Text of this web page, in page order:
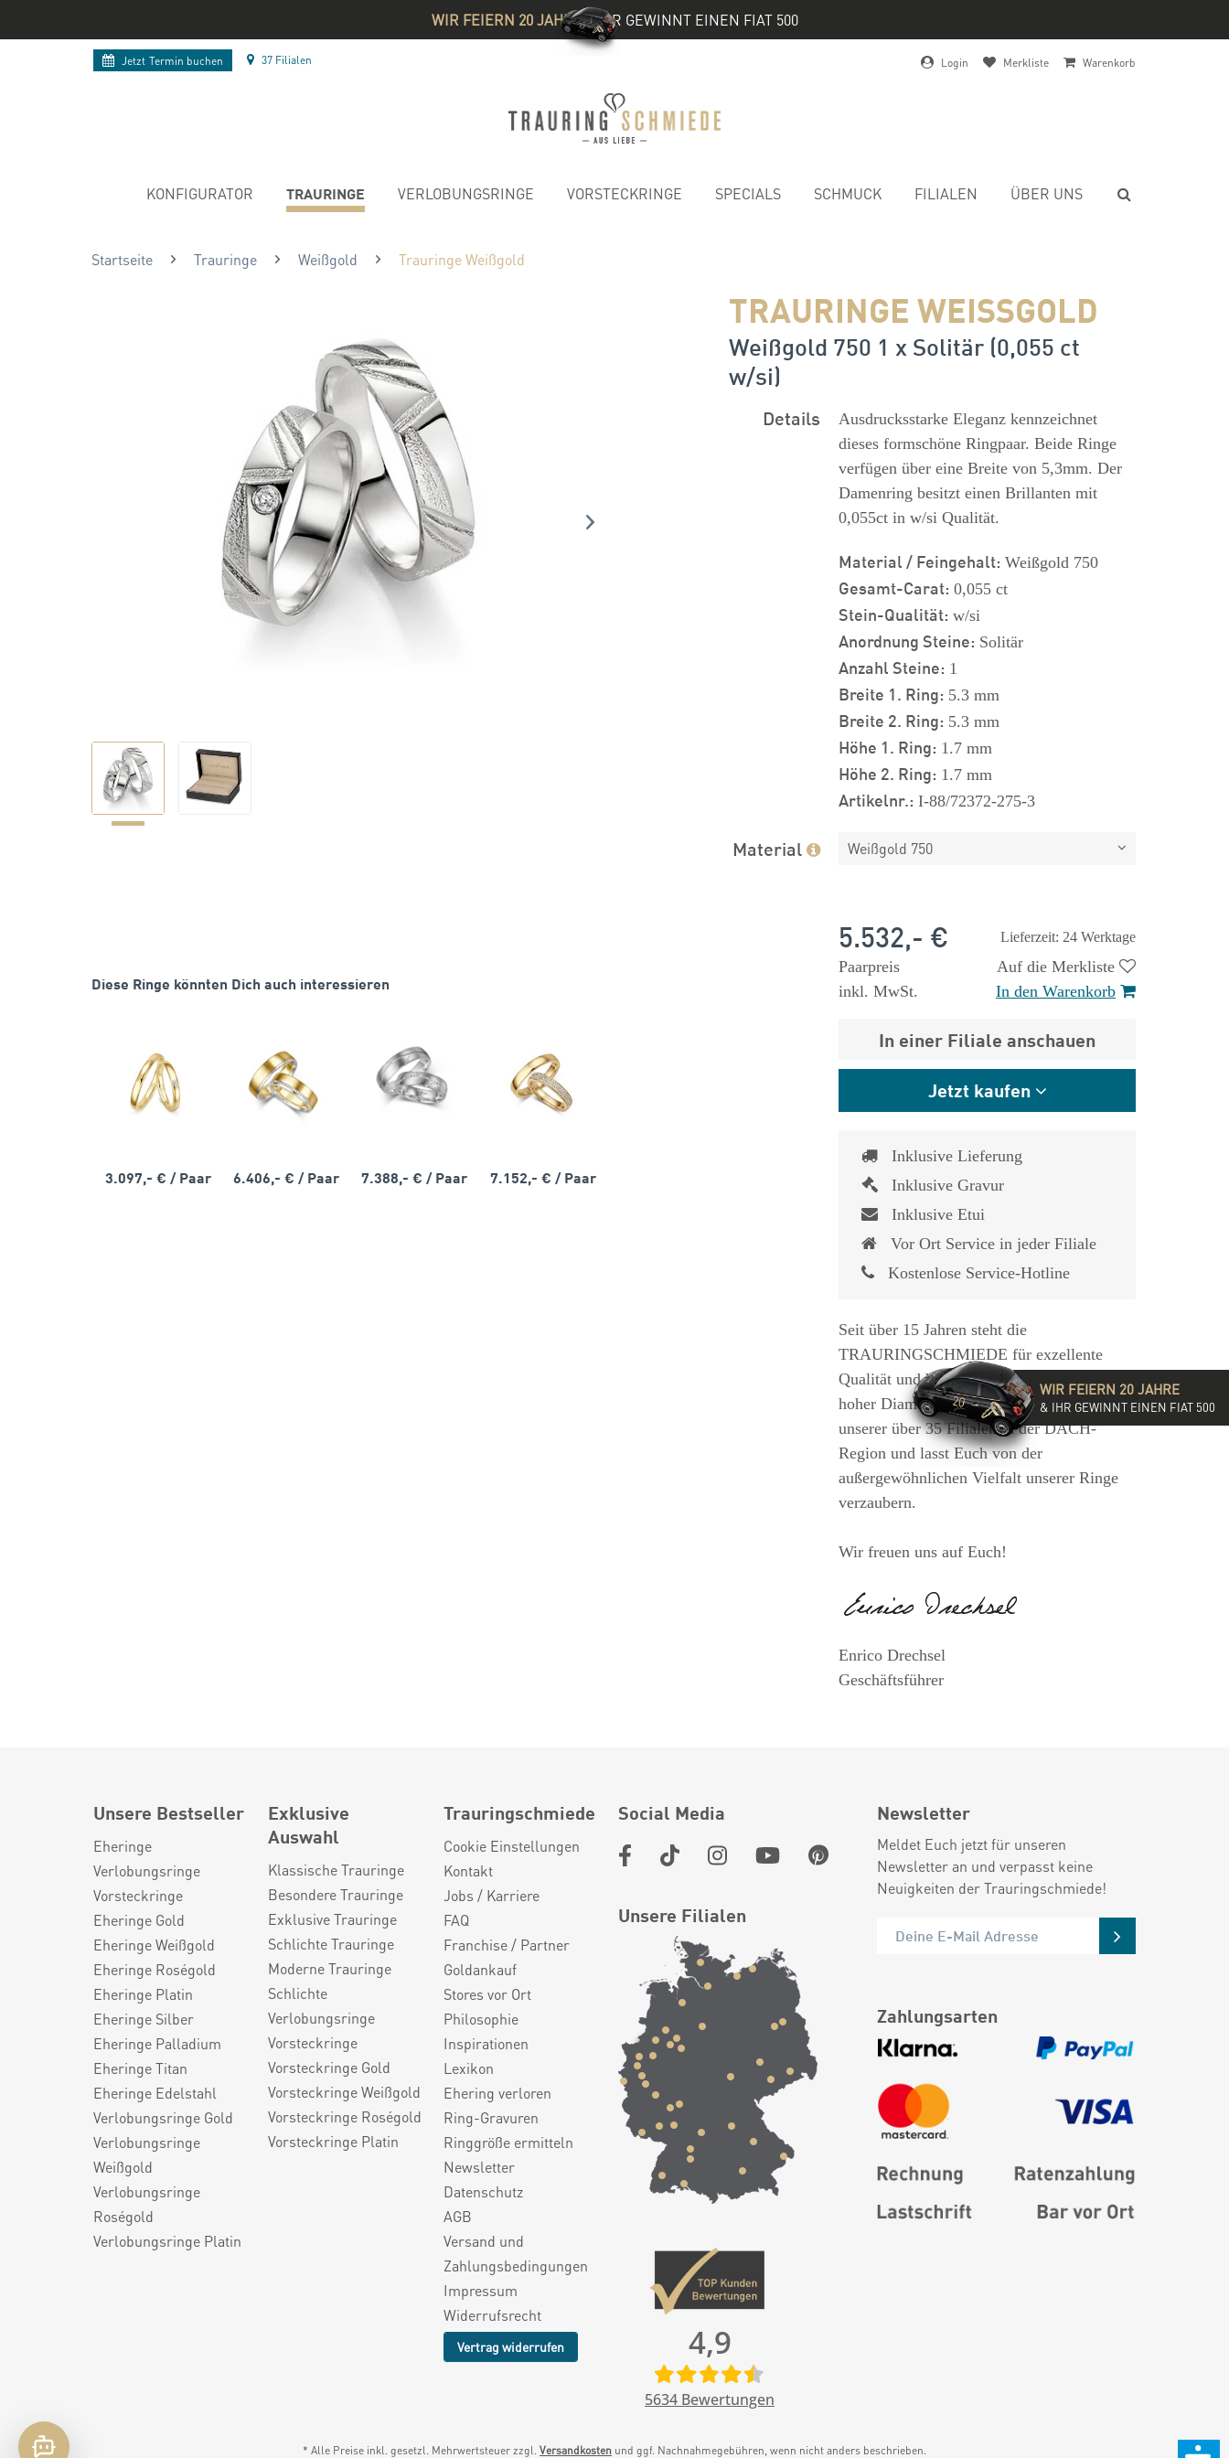
WIR FEIERN 20 JAHRE& IHR GEWINNT EINEN FIAT 500
Jetzt Termin buchen 37 Filialen Login Merkliste Warenkorb
KONFIGURATOR TRAURINGE VERLOBUNGSRINGE VORSTECKRINGE SPECIALS SCHMUCK FILIALEN ÜBER UNS
Startseite Trauringe Weißgold Trauringe Weißgold
TRAURINGE WEISSGOLD
Weißgold 750 1 x Solitär (0,055 ct
w/si)
Diese Ringe könnten Dich auch interessieren
3.097,- € / Paar 6.406,- €/ Paar 7.388,- €/ Paar 7.152,- € / Paar
Details
Ausdrucksstarke Eleganz kennzeichnet
dieses formschöne Ringpaar. Beide Ringe
verfügen über eine Breite von 5,3mm. Der
Damenring besitzt einen Brillanten mit
0,055ct in w/si Qualität.
Material / Feingehalt: Weißgold 750
Gesamt-Carat: 0,055 ct
Stein-Qualität: w/si
Anordnung Steine: Solitär
Anzahl Steine: 1
Breite 1. Ring: 5.3 mm
Breite 2. Ring: 5.3 mm
Höhe 1. Ring: 1.7 mm
Höhe 2. Ring: 1.7 mm
Artikelnr.: I-88/72372-275-3
Material Weißgold 750
Lieferzeit: 24 Werktage
5.532,- €
Paarpreis
inkl. MwSt.
Auf die Merkliste
In den Warenkorb
In einer Filiale anschauen
Jetzt kaufen
Inklusive Lieferung
Inklusive Gravur
Inklusive Etui
Vor Ort Service in jeder Filiale
Kostenlose Service-Hotline
Seit über 15 Jahren steht die
TRAURINGSCHMIEDE für exzellente
Qualität und hochwertige Beratung mit
hoher Diamantkompetenz. Besucht eine
unserer über 35 Filialen in der DACH-
Region und lasst Euch von der
außergewöhnlichen Vielfalt unserer Ringe
verzaubern.
Wir freuen uns auf Euch!
Enrico Drechsel
Geschäftsführer
Unsere Bestseller
Eheringe
Verlobungsringe
Vorsteckringe
Eheringe Gold
Eheringe Weißgold
Eheringe Roségold
Eheringe Platin
Eheringe Silber
Eheringe Palladium
Eheringe Titan
Eheringe Edelstahl
Verlobungsringe Gold
Verlobungsringe
Weißgold
Verlobungsringe
Roségold
Verlobungsringe Platin
Exklusive
Auswahl
Klassische Trauringe
Besondere Trauringe
Exklusive Trauringe
Schlichte Trauringe
Moderne Trauringe
Schlichte
Verlobungsringe
Vorsteckringe
Vorsteckringe Gold
Vorsteckringe Weißgold
Vorsteckringe Roségold
Vorsteckringe Platin
Trauringschmiede
Cookie Einstellungen
Kontakt
Jobs / Karriere
FAQ
Franchise / Partner
Goldankauf
Stores vor Ort
Philosophie
Inspirationen
Lexikon
Ehering verloren
Ring-Gravuren
Ringgröße ermitteln
Newsletter
Datenschutz
AGB
Versand und
Zahlungsbedingungen
Impressum
Widerrufsrecht
Vertrag widerrufen
Social Media
Unsere Filialen
4,9
5634 Bewertungen
Newsletter
Meldet Euch jetzt für unseren
Newsletter an und verpasst keine
Neuigkeiten der Trauringschmiede!
Zahlungsarten
* Alle Preise inkl. gesetzl. Mehrwertsteuer zzgl. Versandkosten und ggf. Nachnahmegebühren, wenn nicht anders beschrieben.
WIR FEIERN 20 JAHRE
& IHR GEWINNT EINEN FIAT 500